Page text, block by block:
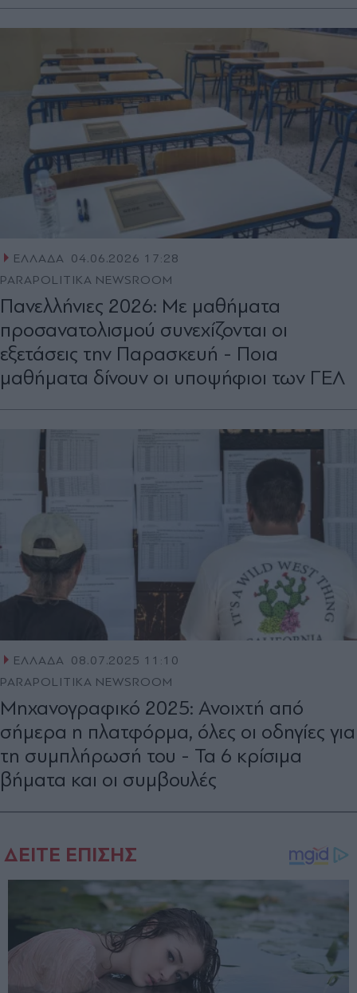
ΕΛΛΑΔΑ 04.06.2026 17:28
PARAPOLITIKA NEWSROOM
Πανελλήνιες 2026: Με μαθήματα
προσανατολισμού συνεχίζονται οι
εξετάσεις την Παρασκευή - Ποια
μαθήματα δίνουν οι υποψήφιοι των ΓΕΛ
ΕΛΛΑΔΑ 08.07.2025 11:10
PARAPOLITIKA NEWSROOM
Μηχανογραφικό 2025: Ανοιχτή από
σήμερα η πλατφόρμα, όλες οι οδηγίες για
τη συμπλήρωσή του - Τα 6 κρίσιμα
βήματα και οι συμβουλές